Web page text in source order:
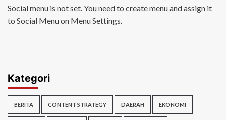
Social menu is not set. You need to create menu and assign it
to Social Menu on Menu Settings.
Kategori
BERITA CONTENT STRATEGY DAERAH EKONOMI